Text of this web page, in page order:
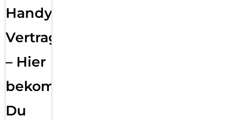
Handy
Vertragsabwicklung
– Hier
bekommst
Du